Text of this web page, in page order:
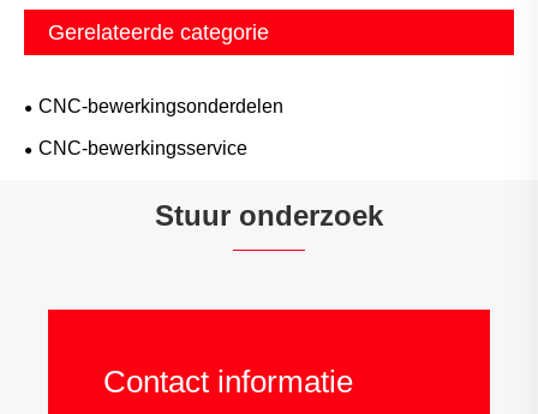
Gerelateerde categorie
CNC-bewerkingsonderdelen
CNC-bewerkingsservice
Stuur onderzoek
Contact informatie